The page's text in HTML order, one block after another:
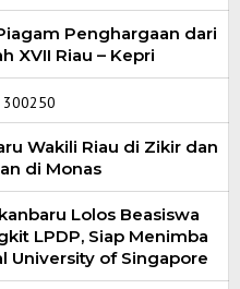
Penghargaan dari
XVII Riau – Kepri
Wakili Riau di Zikir dan
di Monas
Lolos Beasiswa
LPDP, Siap Menimba
University of Singapore